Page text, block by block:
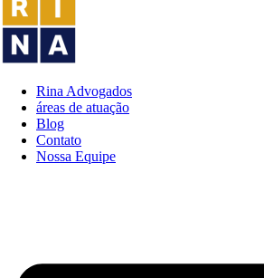
Rina Advogados
áreas de atuação
Blog
Contato
Nossa Equipe